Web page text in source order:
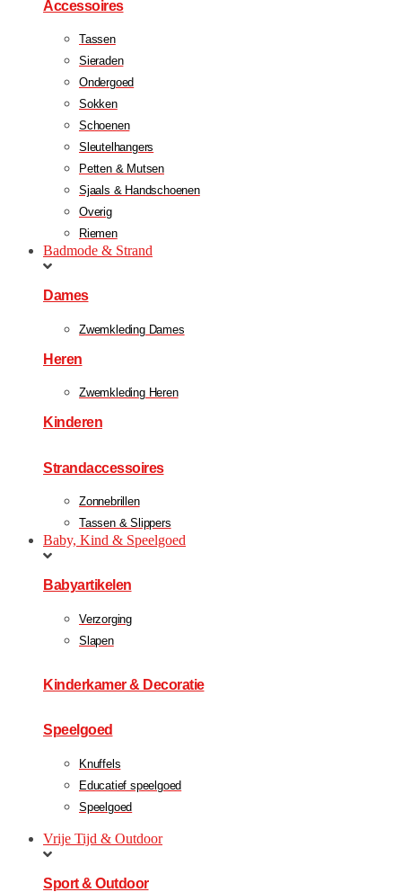
Accessoires
Tassen
Sieraden
Ondergoed
Sokken
Schoenen
Sleutelhangers
Petten & Mutsen
Sjaals & Handschoenen
Overig
Riemen
Badmode & Strand
Dames
Zwemkleding Dames
Heren
Zwemkleding Heren
Kinderen
Strandaccessoires
Zonnebrillen
Tassen & Slippers
Baby, Kind & Speelgoed
Babyartikelen
Verzorging
Slapen
Kinderkamer & Decoratie
Speelgoed
Knuffels
Educatief speelgoed
Speelgoed
Vrije Tijd & Outdoor
Sport & Outdoor